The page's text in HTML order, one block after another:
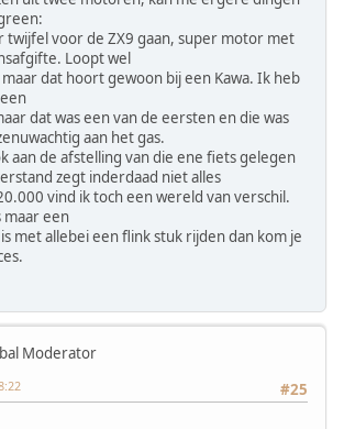
twijfel voor de ZX9 gaan, super motor met
Loopt wel
dat hoort gewoon bij een Kawa. Ik heb
dat was een van de eersten en die was
aan het gas.
aan de afstelling van die ene fiets gelegen
zegt inderdaad niet alles
vind ik toch een wereld van verschil.
maar een
met allebei een flink stuk rijden dan kom je
Moderator
#25